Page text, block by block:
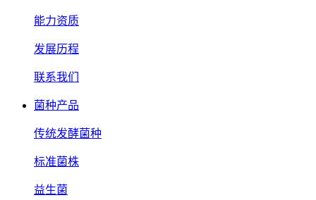
能力资质
发展历程
联系我们
菌种产品
传统发酵菌种
标准菌株
益生菌